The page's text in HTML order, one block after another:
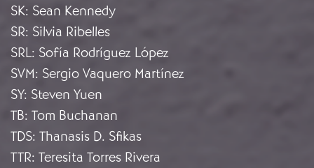
SK: Sean Kennedy
SR: Silvia Ribelles
SRL: Sofía Rodríguez López
SVM: Sergio Vaquero Martínez
SY: Steven Yuen
TB: Tom Buchanan
TDS: Thanasis D. Sfikas
TTR: Teresita Torres Rivera